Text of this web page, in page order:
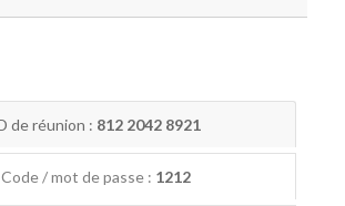
de réunion : 812 2042 8921
Code / mot de passe : 1212